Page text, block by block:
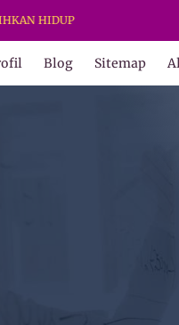
Blog Sitemap